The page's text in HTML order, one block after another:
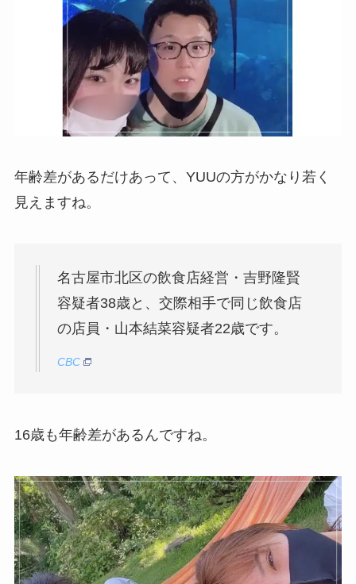
年齢差があるだけあって、YUUの方がかなり若く
見えますね。
名古屋市北区の飲食店経営・吉野隆賢
容疑者38歳と、交際相手で同じ飲食店
の店員・山本結菜容疑者22歳です。
CBC
16歳も年齢差があるんですね。